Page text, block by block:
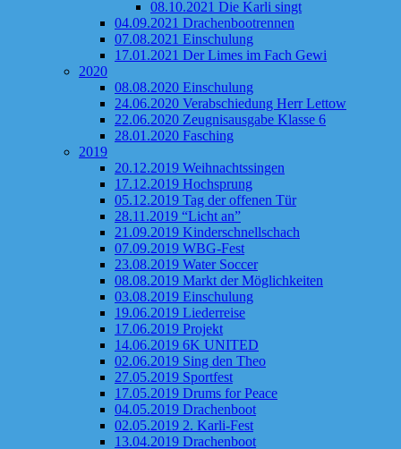
08.10.2021 Die Karli singt
04.09.2021 Drachenbootrennen
07.08.2021 Einschulung
17.01.2021 Der Limes im Fach Gewi
2020
08.08.2020 Einschulung
24.06.2020 Verabschiedung Herr Lettow
22.06.2020 Zeugnisausgabe Klasse 6
28.01.2020 Fasching
2019
20.12.2019 Weihnachtssingen
17.12.2019 Hochsprung
05.12.2019 Tag der offenen Tür
28.11.2019 “Licht an”
21.09.2019 Kinderschnellschach
07.09.2019 WBG-Fest
23.08.2019 Water Soccer
08.08.2019 Markt der Möglichkeiten
03.08.2019 Einschulung
19.06.2019 Liederreise
17.06.2019 Projekt
14.06.2019 6K UNITED
02.06.2019 Sing den Theo
27.05.2019 Sportfest
17.05.2019 Drums for Peace
04.05.2019 Drachenboot
02.05.2019 2. Karli-Fest
13.04.2019 Drachenboot